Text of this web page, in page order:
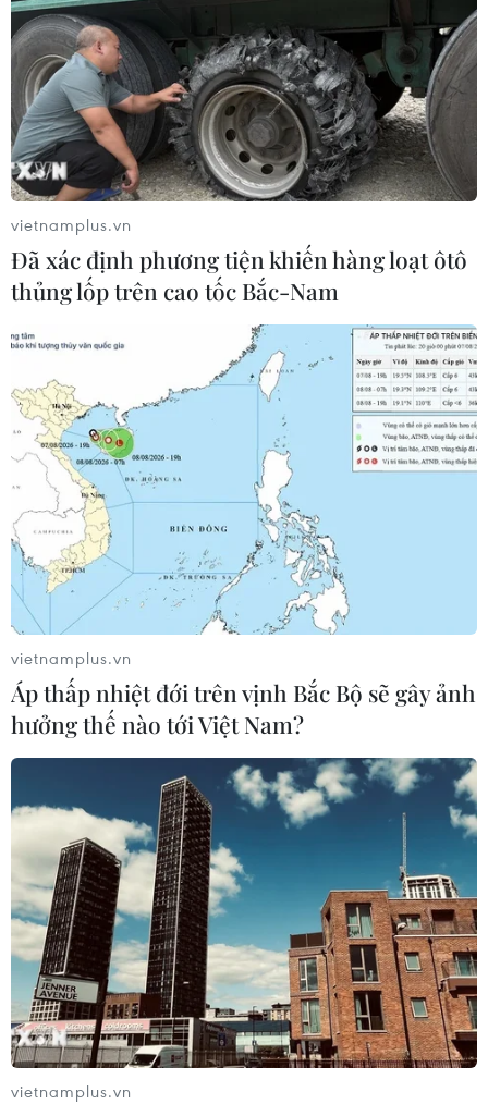
vietnamplus.vn
Đã xác định phương tiện khiến hàng loạt ôtô
thủng lốp trên cao tốc Bắc-Nam
vietnamplus.vn
Áp thấp nhiệt đới trên vịnh Bắc Bộ sẽ gây ảnh
hưởng thế nào tới Việt Nam?
vietnamplus.vn